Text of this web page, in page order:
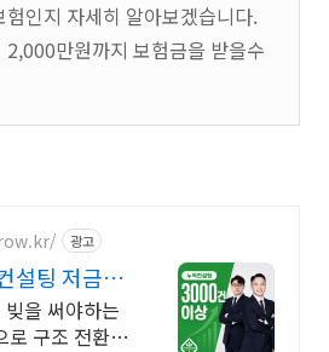
인지 자세히 알아보겠습니다.
만원까지 보험금을 받을수
광고
설팅 저금리
을 써야하는
로 구조 전환